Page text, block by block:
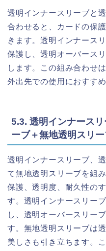
透明インナースリーブと
合わせると、カードの保
きます。透明インナース
保護し、透明オーバース
します。この組み合わせ
外出先での使用におすすめ
5.3. 透明インナース
ーブ＋無地透明スリ
透明インナースリーブ、
て無地透明スリーブを組
保護、透明度、耐久性の
す。透明インナースリー
し、透明オーバースリー
す。無地透明スリーブは
美しさも引き立ちます。